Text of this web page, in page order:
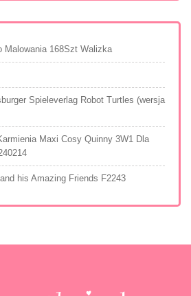
Malowania 168Szt Walizka
Spieleverlag Robot Turtles (wersja
Maxi Cosy Quinny 3W1 Dla
his Amazing Friends F2243